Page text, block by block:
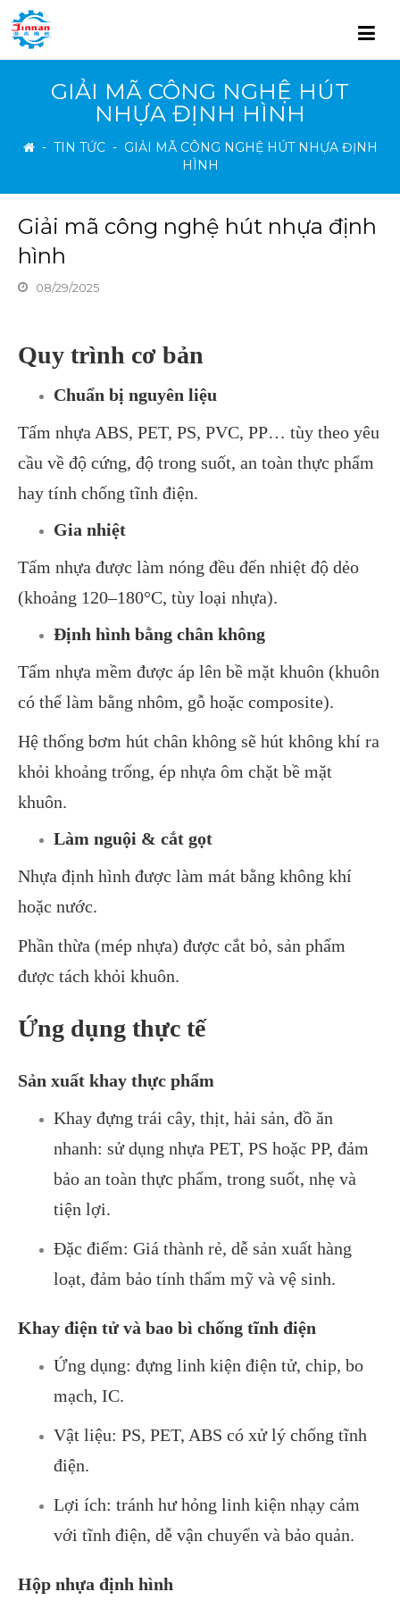
GIẢI MÃ CÔNG NGHỆ HÚT
NHỰA ĐỊNH HÌNH
- TIN TỨC - GIẢI MÃ CÔNG NGHỆ HÚT NHỰA ĐỊNH
HÌNH
Giải mã công nghệ hút nhựa định
hình
08/29/2025
Quy trình cơ bản
Chuẩn bị nguyên liệu
Tấm nhựa ABS, PET, PS, PVC, PP… tùy theo yêu
cầu về độ cứng, độ trong suốt, an toàn thực phẩm
hay tính chống tĩnh điện.
Gia nhiệt
Tấm nhựa được làm nóng đều đến nhiệt độ dẻo
(khoảng 120–180°C, tùy loại nhựa).
Định hình bằng chân không
Tấm nhựa mềm được áp lên bề mặt khuôn (khuôn
có thể làm bằng nhôm, gỗ hoặc composite).
Hệ thống bơm hút chân không sẽ hút không khí ra
khỏi khoảng trống, ép nhựa ôm chặt bề mặt
khuôn.
Làm nguội & cắt gọt
Nhựa định hình được làm mát bằng không khí
hoặc nước.
Phần thừa (mép nhựa) được cắt bỏ, sản phẩm
được tách khỏi khuôn.
Ứng dụng thực tế
Sản xuất khay thực phẩm
Khay đựng trái cây, thịt, hải sản, đồ ăn
nhanh: sử dụng nhựa PET, PS hoặc PP, đảm
bảo an toàn thực phẩm, trong suốt, nhẹ và
tiện lợi.
Đặc điểm: Giá thành rẻ, dễ sản xuất hàng
loạt, đảm bảo tính thẩm mỹ và vệ sinh.
Khay điện tử và bao bì chống tĩnh điện
Ứng dụng: đựng linh kiện điện tử, chip, bo
mạch, IC.
Vật liệu: PS, PET, ABS có xử lý chống tĩnh
điện.
Lợi ích: tránh hư hỏng linh kiện nhạy cảm
với tĩnh điện, dễ vận chuyển và bảo quản.
Hộp nhựa định hình